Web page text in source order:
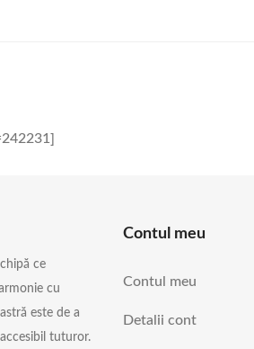
ce
cu
este de a
tuturor.
Contul meu
Contul meu
Detalii cont